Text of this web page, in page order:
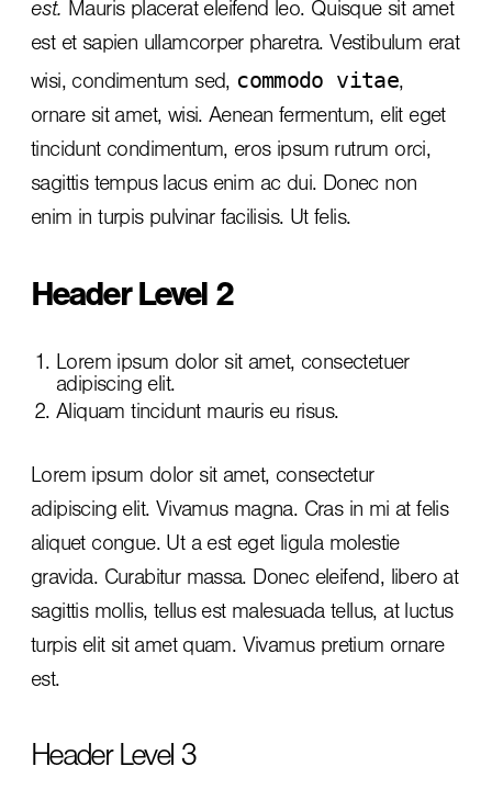
est. Mauris placerat eleifend leo. Quisque sit amet
est et sapien ullamcorper pharetra. Vestibulum erat
wisi, condimentum sed, commodo vitae,
ornare sit amet, wisi. Aenean fermentum, elit eget
tincidunt condimentum, eros ipsum rutrum orci,
sagittis tempus lacus enim ac dui. Donec non
enim in turpis pulvinar facilisis. Ut felis.
Header Level 2
Lorem ipsum dolor sit amet, consectetuer
adipiscing elit.
Aliquam tincidunt mauris eu risus.
Lorem ipsum dolor sit amet, consectetur
adipiscing elit. Vivamus magna. Cras in mi at felis
aliquet congue. Ut a est eget ligula molestie
gravida. Curabitur massa. Donec eleifend, libero at
sagittis mollis, tellus est malesuada tellus, at luctus
turpis elit sit amet quam. Vivamus pretium ornare
est.
Header Level 3